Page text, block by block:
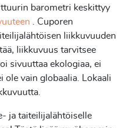
barometri keskittyy
. Cuporen
liikkuvuuden
liikkuvuus tarvitsee
sivuuttaa ekologiaa, ei
ole vain globaalia. Lokaali
ja taiteilijalähtöiselle